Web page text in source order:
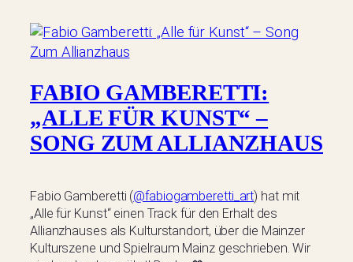
FABIO GAMBERETTI:
„ALLE FÜR KUNST“ –
SONG ZUM ALLIANZHAUS
Fabio Gamberetti (@fabiogamberetti_art) hat mit
„Alle für Kunst“ einen Track für den Erhalt des
Allianzhauses als Kulturstandort, über die Mainzer
Kulturszene und Spielraum Mainz geschrieben. Wir